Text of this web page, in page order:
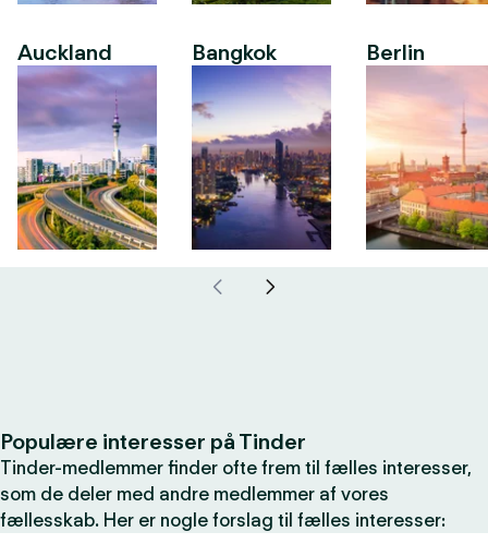
Auckland Bangkok Berlin
Populære interesser på Tinder
Tinder-medlemmer finder ofte frem til fælles interesser,
som de deler med andre medlemmer af vores
fællesskab. Her er nogle forslag til fælles interesser: